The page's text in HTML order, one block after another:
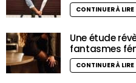
CONTINUER À LIRE
Une étude
fantasmes
CONTINUER À LIRE